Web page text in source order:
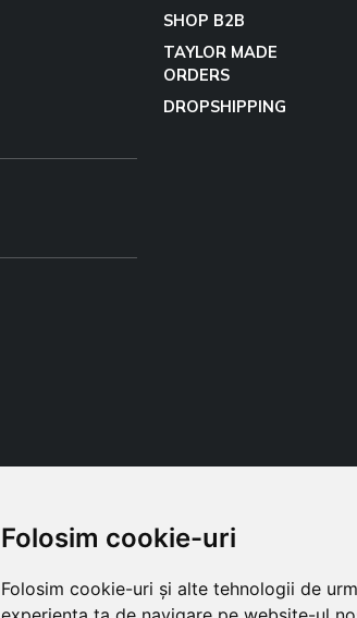
Folosim cookie-uri
Folosim cookie-uri și alte tehnologii de
SHOP B2B
TAYLOR MADE
ORDERS
DROPSHIPPING